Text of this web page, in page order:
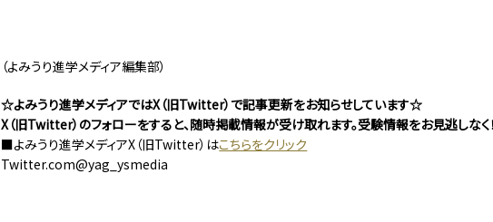
（よみうり進学メディア編集部）
☆よみうり進学メディアではX（旧Twitter）で記事更新をお知らせしています☆
X（旧Twitter）のフォローをすると、随時掲載情報が受け取れます。受験情報をお見逃しなく
■よみうり進学メディアX（旧Twitter）はこちらをクリック
Twitter.com@yag_ysmedia